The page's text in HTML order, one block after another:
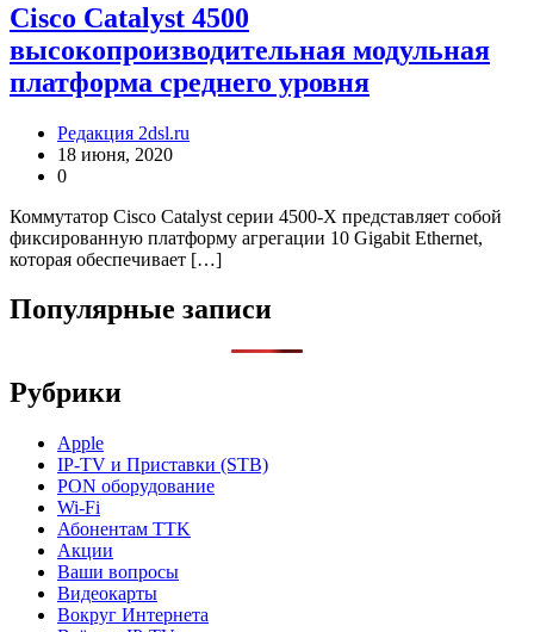
Cisco Catalyst 4500
высокопроизводительная модульная
платформа среднего уровня
Редакция 2dsl.ru
18 июня, 2020
0
Коммутатор Cisco Catalyst серии 4500-X представляет собой
фиксированную платформу агрегации 10 Gigabit Ethernet,
которая обеспечивает […]
Популярные записи
Рубрики
Apple
IP-TV и Приставки (STB)
PON оборудование
Wi-Fi
Абонентам TTK
Акции
Ваши вопросы
Видеокарты
Вокруг Интернета